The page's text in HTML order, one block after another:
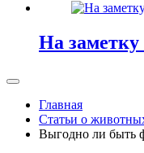
На
Главная
Статьи о
Выгодно ли быть